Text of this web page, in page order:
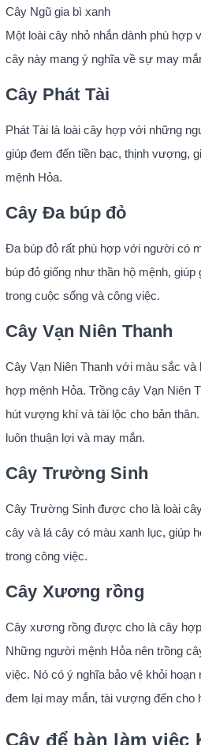
Cây Ngũ gia bì xanh
Một loài cây nhỏ nhắn dành phù hợp
cây này mang ý nghĩa về sự may
Cây Phát Tài
Phát Tài là loài cây hợp với những
giúp đem đến tiền bạc, thịnh vượng,
mệnh Hỏa.
Cây Đa búp đỏ
Đa búp đỏ rất phù hợp với người có
búp đỏ giống như thần hộ mệnh,
trong cuộc sống và công việc.
Cây Vạn Niên Thanh
Cây Vạn Niên Thanh với màu sắc và
hợp mệnh Hỏa. Trồng cây Vạn Niên
hút vượng khí và tài lộc cho bản
luôn thuận lợi và may mắn.
Cây Trường Sinh
Cây Trường Sinh được cho là loài
cây và lá cây có màu xanh lục, giúp
trong công việc.
Cây Xương rồng
Cây xương rồng được cho là cây
Những người mệnh Hỏa nên trồng
việc. Nó có ý nghĩa bảo vệ khỏi
đem lại may mắn, tài vượng đến cho
Cây để bàn làm việc